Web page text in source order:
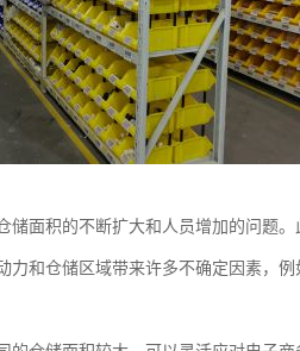
储面积的不断扩大和人员增加的问题
和仓储区域带来许多不确定因素，